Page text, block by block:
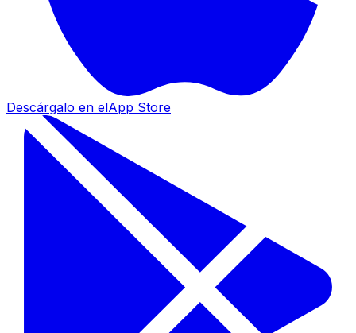
Descárgalo en elApp Store